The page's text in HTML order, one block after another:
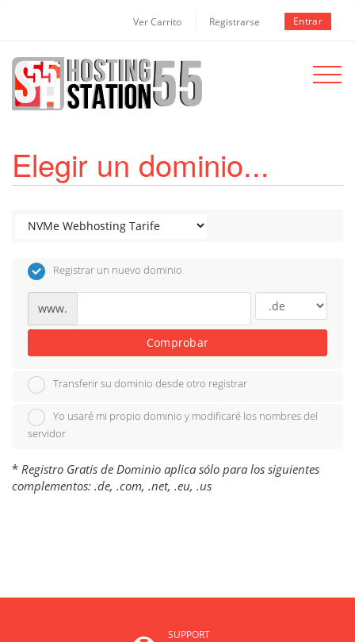
Ver Carrito Registrarse Entrar
Toggle
Elegir un dominio...
Registrar un nuevo dominio
www.
Comprobar
Transferir su dominio desde otro registrar
Yo usaré mi propio dominio y modificaré los nombres del
servidor
* Registro Gratis de Dominio aplica sólo para los siguientes
complementos: .de, .com, .net, .eu, .us
SUPPORT